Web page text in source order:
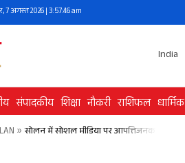
7 अगस्त 2026 | 3:57:46 am
India
संपादकीय शिक्षा नौकरी राशिफल धार्मिक
» सोलन में सोशल मीडिया पर आपत्तिजनक टिप्पणी